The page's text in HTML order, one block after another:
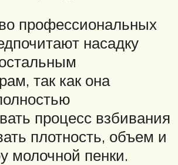
профессиональных
насадку
так как она
процесс взбивания
плотность, объем и
молочной пенки.